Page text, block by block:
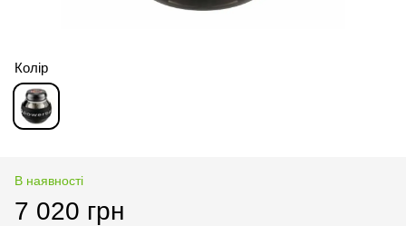
Колір
В наявності
7 020 грн